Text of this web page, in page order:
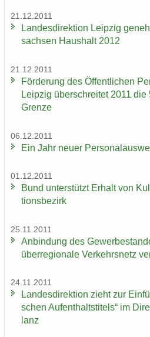
21.12.2011
Lan­des­di­rek­ti­on Leip­zig
sach­sen Haus­halt 2012
21.12.2011
För­de­rung des Öf­fent­li­chen
Leip­zig über­schrei­tet 2011
Grenze
06.12.2011
Ein Jahr neuer
01.12.2011
Bund un­ter­stützt Er­halt von
ti­ons­be­zirk
25.11.2011
An­bin­dung des
über­re­gio­na­le Ver­kehrs­netz
24.11.2011
Lan­des­di­rek­ti­on zieht zur
schen Auf­ent­halts­ti­tels“ im
lanz